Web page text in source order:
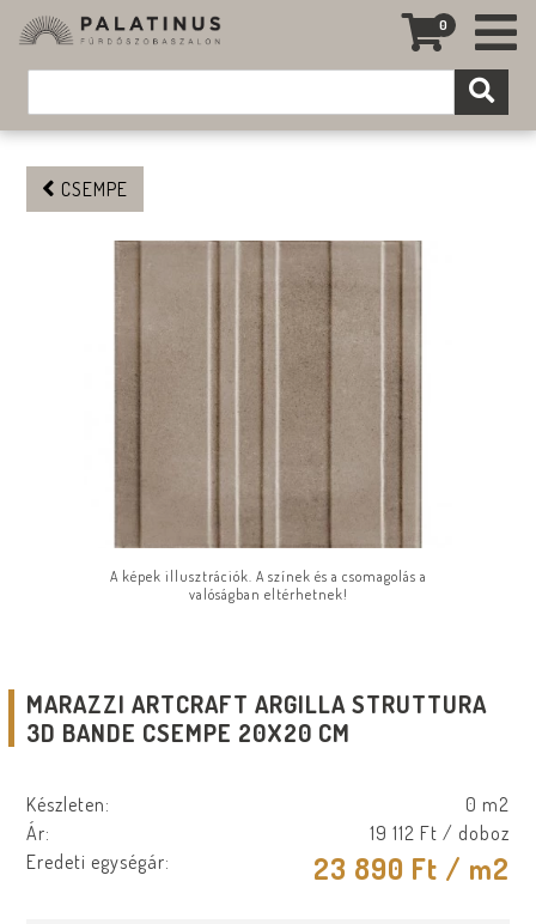
0
CSEMPE
A képek illusztrációk. A színek és a csomagolás a
valóságban eltérhetnek!
MARAZZI ARTCRAFT ARGILLA STRUTTURA
3D BANDE CSEMPE 20X20 CM
Készleten:
0 m2
Ár:
19 112 Ft / doboz
Eredeti egységár:
23 890 Ft / m2